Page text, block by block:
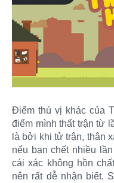
Điểm thú vị khác của
điểm mình thất trận từ
là bởi khi tử trận, thân
nếu bạn chết nhiều
cái xác không hồn
nên rất dễ nhận biết.